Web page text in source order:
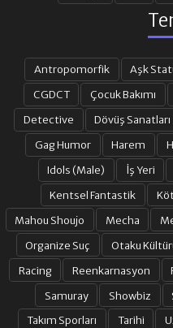
Antropomorfik Aşk
CGDCT
Çocuk Bakımı
Detective
Dövüş Sanatları
Gag Humor
Harem
Idols (Male)
İş Yeri
Kentsel Fantastik
Mahou Shoujo
Mecha
Organize Suç
Otaku
Racing
Reenkarnasyon
Samuray
Showbiz
Takım Sporları
Tarihi